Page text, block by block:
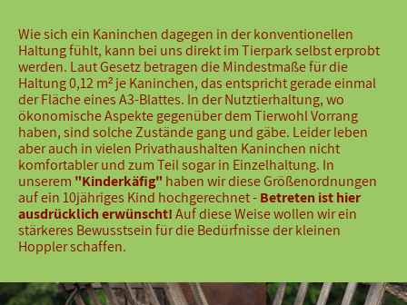
Wie sich ein Kaninchen dagegen in der konventionellen
Haltung fühlt, kann bei uns direkt im Tierpark selbst erprobt
werden. Laut Gesetz betragen die Mindestmaße für die
Haltung 0,12 m² je Kaninchen, das entspricht gerade einmal
der Fläche eines A3-Blattes. In der Nutztierhaltung, wo
ökonomische Aspekte gegenüber dem Tierwohl Vorrang
haben, sind solche Zustände gang und gäbe. Leider leben
aber auch in vielen Privathaushalten Kaninchen nicht
komfortabler und zum Teil sogar in Einzelhaltung. In
unserem "Kinderkäfig" haben wir diese Größenordnungen
auf ein 10jähriges Kind hochgerechnet -Betreten ist hier
ausdrücklich erwünscht!Auf diese Weise wollen wir ein
stärkeres Bewusstsein für die Bedürfnisse der kleinen
Hoppler schaffen.